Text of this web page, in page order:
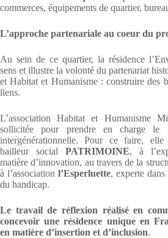
commerces, équipements de quartier,
L’approche partenariale au coeur du
Au sein de ce quartier, la résidence
sens et illustre la volonté du partenariat
et Habitat et Humanisme : construire des
liens.
L’association Habitat et Humanisme
sollicitée pour prendre en charge le
intergénérationnelle. Pour ce faire, elle
bailleur socialPATRIMOINE, à
matière d’innovation, au travers de la
à l’associationl’Esperluette, experte dans
du handicap.
Le travail de réflexion réalisé en
concevoir une résidence unique en
en matière d’insertion et d’inclusion.